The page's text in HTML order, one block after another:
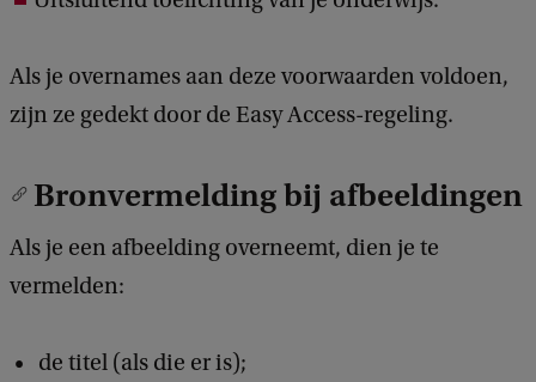
Als je overnames aan deze voorwaarden voldoen,
zijn ze gedekt door de Easy Access-regeling.
Bronvermelding bij afbeeldingen
Als je een afbeelding overneemt, dien je te
vermelden:
de titel (als die er is);